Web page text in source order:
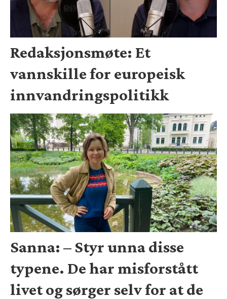
Redaksjonsmøte: Et
vannskille for europeisk
innvandringspolitikk
Sanna: – Styr unna disse
typene. De har misforstått
livet og sørger selv for at de